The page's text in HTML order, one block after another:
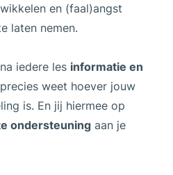
en (faal)angst
laten nemen.
iedere les informatie en
weet hoever jouw
is. En jij hiermee op
ondersteuningaan je